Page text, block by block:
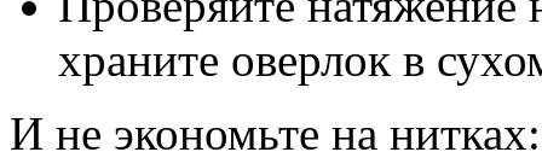
храните оверлок в
И не экономьте на